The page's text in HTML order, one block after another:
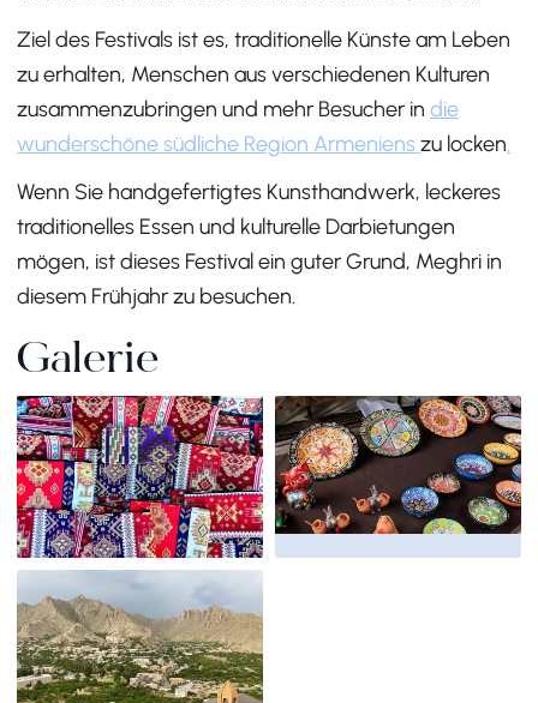
Ziel des Festivals ist es, traditionelle Künste am Leben
zu erhalten, Menschen aus verschiedenen Kulturen
zusammenzubringen und mehr Besucher in die
wunderschöne südliche Region Armeniens zu locken.
Wenn Sie handgefertigtes Kunsthandwerk, leckeres
traditionelles Essen und kulturelle Darbietungen
mögen, ist dieses Festival ein guter Grund, Meghri in
diesem Frühjahr zu besuchen.
Galerie